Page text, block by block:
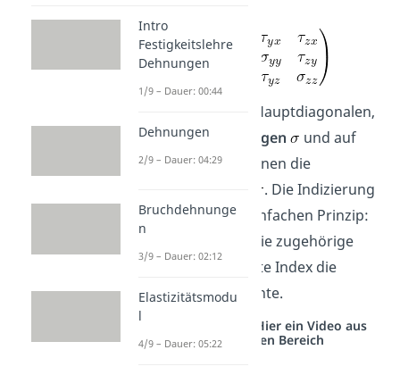
Hier liegen auf der Hauptdiagonalen,
dieNormalspannungen
und auf
den anderen Positionen die
. Die Indizierung
folgt dabei einem einfachen Prinzip:
Der erste Index ist die zugehörige
Fläche und der zweite Index die
Richtungskomponente.
Studyflix vernetzt: Hier ein Video aus
einem anderen Bereich
Intro
Festigkeitslehre
Dehnungen
1/9 – Dauer: 00:44
Dehnungen
2/9 – Dauer: 04:29
Bruchdehnunge
n
3/9 – Dauer: 02:12
Elastizitätsmodu
l
4/9 – Dauer: 05:22